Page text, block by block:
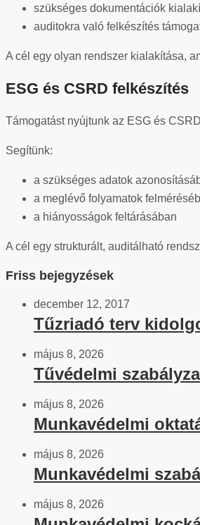
szükséges dokumentációk
auditokra való felkészítés
A cél egy olyan rendszer kialakítása,
ESG és CSRD felkészítés
Támogatást nyújtunk az ESG és
Segítünk:
a szükséges adatok
a meglévő folyamatok
a hiányosságok feltárásában
A cél egy strukturált, auditálható
Friss bejegyzések
december 12, 2017
Tűzriadó terv
május 8, 2026
Tűvédelmi
május 8, 2026
Munkavédelmi
május 8, 2026
Munkavédelmi
május 8, 2026